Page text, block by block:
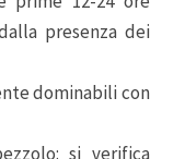
presenza dei
dominabili con
si verifica